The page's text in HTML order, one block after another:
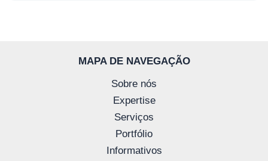
MAPA DE NAVEGAÇÃO
Sobre nós
Expertise
Serviços
Portfólio
Informativos